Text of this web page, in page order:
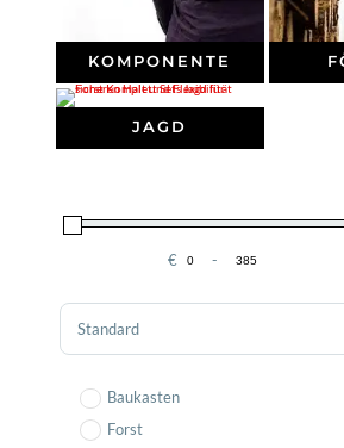
KOMPONENTE
JAGD
€ -
Sort Products
Baukasten
Forst